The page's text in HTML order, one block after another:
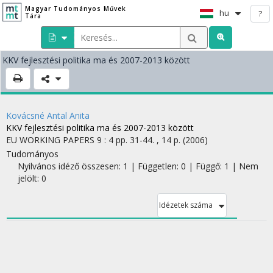
Magyar Tudományos Művek
Tára
hu ?
KKV fejlesztési politika ma és 2007-2013 között
Kovácsné Antal Anita
KKV fejlesztési politika ma és 2007-2013 között
EU WORKING PAPERS 9 : 4 pp. 31-44. , 14 p. (2006)
Tudományos
Nyilvános idéző összesen: 1 | Független: 0 | Függő: 1 | Nem
jelölt: 0
Idézetek száma